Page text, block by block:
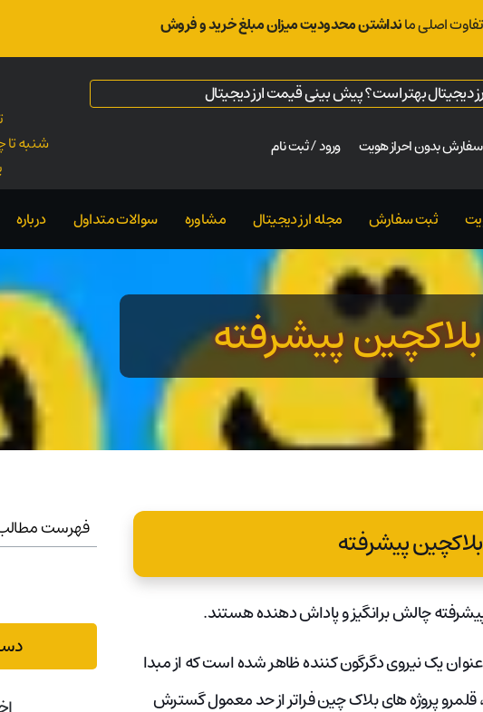
تفاوت اصلی مانداشتن محدودیت میزان مبلغ خرید و فروش
دیجیتال بهتر است؟ پیش بینی قیمت ارز دیجیتال
سفارش بدون احراز هویت ورود / ثبت نام
شنبه تا
ثبت سفارش مجله ارز دیجیتال مشاوره سوالات متداول درباره
یک نیروی دگرگون کننده ظاهر شده است که از مبدا
ارزهای دیجیتال خود فراتر رفته است. با ورود به سال 2023، قلمرو پروژه های بلاک چین فراتر از حد معمول گسترش
فهرست